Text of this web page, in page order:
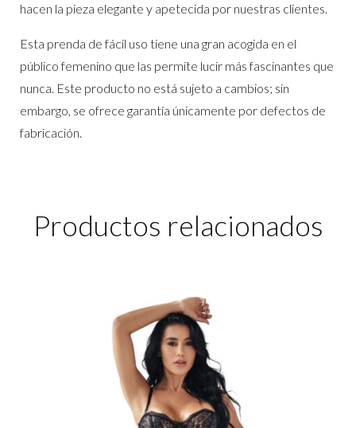
hacen la pieza elegante y apetecida por nuestras clientes.
Esta prenda de fácil uso tiene una gran acogida en el
público femenino que las permite lucir más fascinantes que
nunca. Este producto no está sujeto a cambios; sin
embargo, se ofrece garantía únicamente por defectos de
fabricación.
Productos relacionados